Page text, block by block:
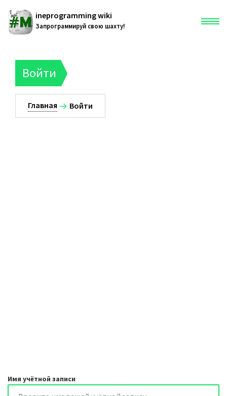
ineprogramming wiki
Запрограммируй свою шахту!
216.73.217.31
Войти
Главная Войти
Имя учётной записи